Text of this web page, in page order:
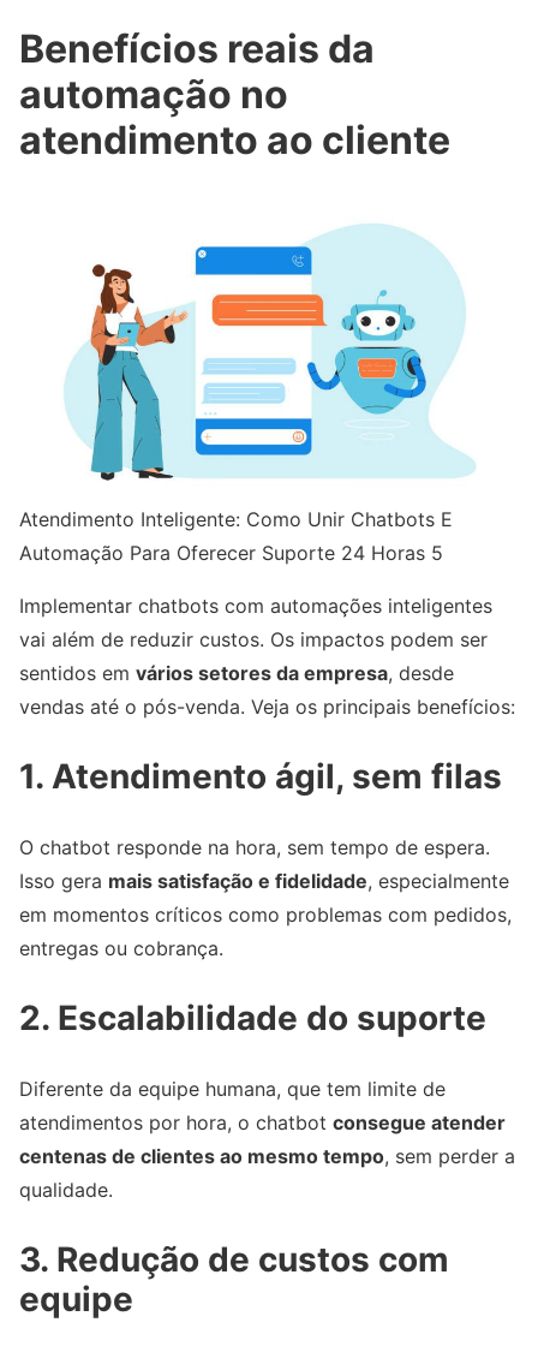
Benefícios reais da
automação no
atendimento ao cliente
Atendimento Inteligente: Como Unir Chatbots E
Automação Para Oferecer Suporte 24 Horas 5
Implementar chatbots com automações inteligentes
vai além de reduzir custos. Os impactos podem ser
sentidos em vários setores da empresa, desde
vendas até o pós-venda. Veja os principais benefícios:
1. Atendimento ágil, sem filas
O chatbot responde na hora, sem tempo de espera.
Isso gera mais satisfação e fidelidade, especialmente
em momentos críticos como problemas com pedidos,
entregas ou cobrança.
2. Escalabilidade do suporte
Diferente da equipe humana, que tem limite de
atendimentos por hora, o chatbot consegue atender
centenas de clientes ao mesmo tempo, sem perder a
qualidade.
3. Redução de custos com
equipe